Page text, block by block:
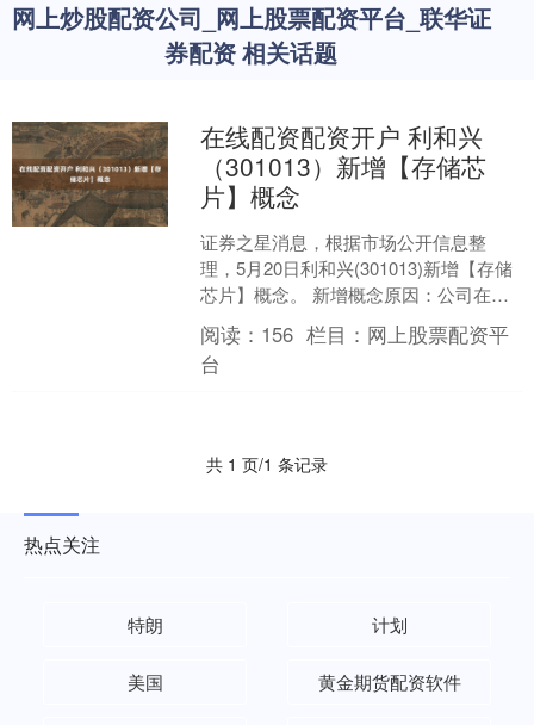
网上炒股配资公司_网上股票配资平台_联华证
券配资 相关话题
在线配资配资开户 利和兴
（301013）新增【存储芯
片】概念
证券之星消息，根据市场公开信息整
理，5月20日利和兴(301013)新增【存储
芯片】概念。 新增概念原因：公司在研
FT自动分选测试技术，研发面向存储芯
片晶圆Di....
阅读： 156 栏目： 网上股票配资平
台
共 1 页/1 条记录
热点关注
特朗 计划
美国 黄金期货配资软件